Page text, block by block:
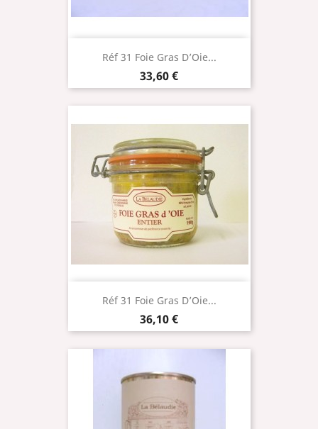
Réf 31 Foie Gras D’Oie...
Prix
33,60 €
Réf 31 Foie Gras D’Oie...
Prix
36,10 €